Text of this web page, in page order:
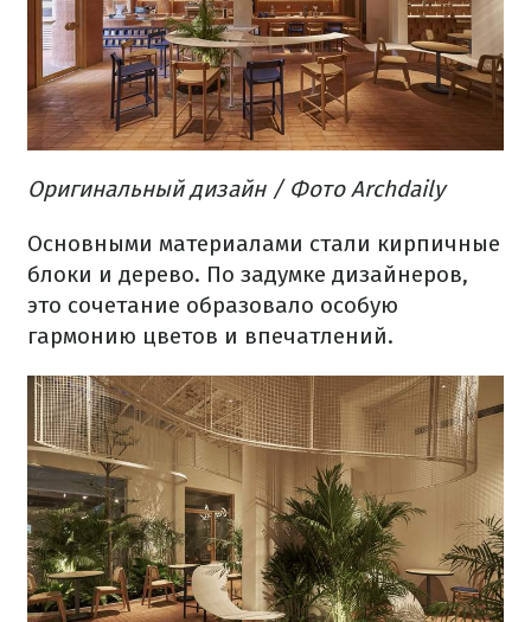
Оригинальный дизайн/ Фото Archdaily
Основными материалами стали кирпичные
блоки и дерево. По задумке дизайнеров,
это сочетание образовало особую
гармонию цветов и впечатлений.